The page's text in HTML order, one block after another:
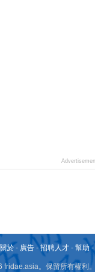
關於 - 廣告 -招聘人才 - 幫助-
fridae.asia。保留所有權利